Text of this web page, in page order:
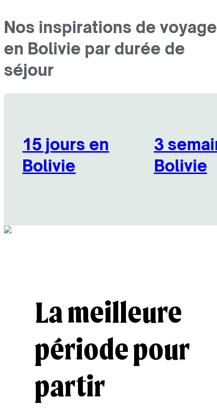
Nos inspirations de voyage
en Bolivie par durée de
séjour
15 jours en
Bolivie
3
Bolivie
La meilleure
période pour
partir